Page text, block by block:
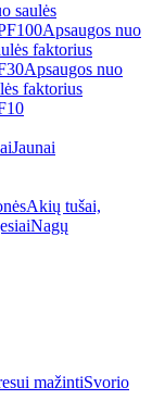
saulės
Apsaugos nuo
faktorius
Apsaugos nuo
faktorius
Jaunai
Akių tušai,
Nagų
mažintiSvorio